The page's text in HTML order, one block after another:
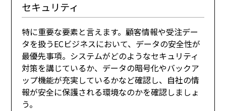
セキュリティ
特に重要な要素と言えます。顧客情報や受注デー
タを扱うECビジネスにおいて、データの安全性が
最優先事項。システムがどのようなセキュリティ
対策を講じているか、データの暗号化やバックア
ップ機能が充実しているかなど確認し、自社の情
報が安全に保護される環境なのかを確認しましょ
う。